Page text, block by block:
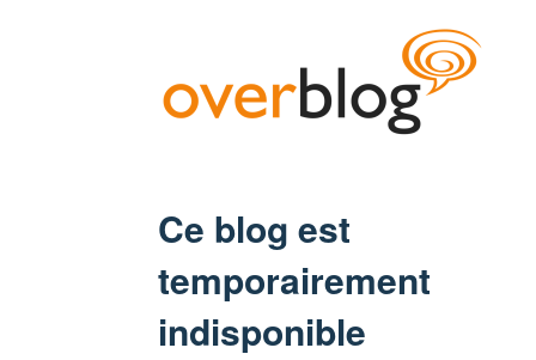
Ce blog est
temporairement
indisponible